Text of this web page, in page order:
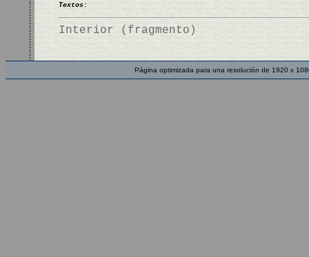
Textos:
Interior (fragmento)
Página optimizada para una resolución de 1920 x